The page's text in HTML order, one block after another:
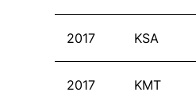
2017 KSA
2017 KMT